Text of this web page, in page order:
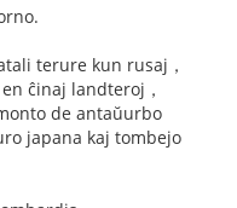
terure kun rusaj，
ĉinaj landteroj，
de antaŭurbo
japana kaj tombejo